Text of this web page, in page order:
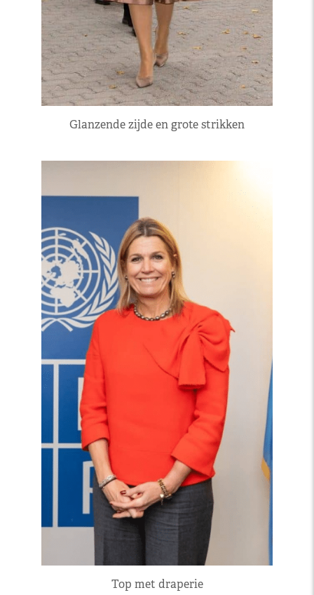
Glanzende zijde en grote strikken
Top met draperie